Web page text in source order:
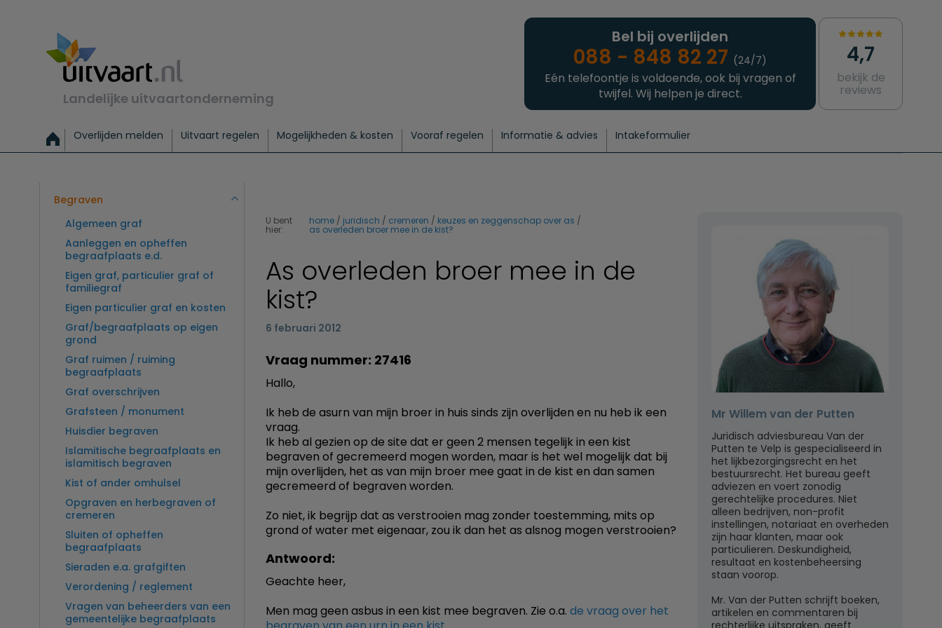
Landelijke uitvaartonderneming
Bel bij overlijden
088 - 848 82 27 (24/7)
Eén telefoontje is voldoende, ook bij vragen of
twijfel. Wij helpen je direct.
4,7
bekijk de
reviews
Overlijden melden Uitvaart regelen Mogelijkheden & kosten
Exclusieve uitvaart Begrafenis Basis
Vooraf regelen Informatie & advies Intakeformulier
Begraven
Algemeen graf
Aanleggen en opheffen
begraafplaats e.d.
Eigen graf, particulier graf of
familiegraf
Eigen particulier graf en kosten
Graf/begraafplaats op eigen
grond
Graf ruimen / ruiming
begraafplaats
Graf overschrijven
Grafsteen / monument
Huisdier begraven
Islamitische begraafplaats en
islamitisch begraven
Kist of ander omhulsel
Opgraven en herbegraven of
cremeren
Sluiten of opheffen
begraafplaats
Sieraden e.a. grafgiften
Verordening / reglement
Vragen van beheerders van een
gemeentelijke begraafplaats
U bent
hier:
home juridisch cremeren keuzes en zeggenschap over as
as overleden broer mee in de kist?
As overleden broer mee in de
kist?
6 februari 2012
Vraag nummer: 27416
Hallo,
Ik heb de asurn van mijn broer in huis sinds zijn overlijden en nu heb ik een
vraag.
Ik heb al gezien op de site dat er geen 2 mensen tegelijk in een kist
begraven of gecremeerd mogen worden, maar is het wel mogelijk dat bij
mijn overlijden, het as van mijn broer mee gaat in de kist en dan samen
gecremeerd of begraven worden.
Zo niet, ik begrijp dat as verstrooien mag zonder toestemming, mits op
grond of water met eigenaar, zou ik dan het as alsnog mogen verstrooien?
Antwoord:
Geachte heer,
Men mag geen asbus in een kist mee begraven. Zie o.a. de vraag over het
Mr Willem van der Putten
Juridisch adviesbureau Van der
Putten te Velp is gespecialiseerd in
het lijkbezorgingsrecht en het
bestuursrecht. Het bureau geeft
adviezen en voert zonodig
gerechtelijke procedures. Niet
alleen bedrijven, non-profit
instellingen, notariaat en overheden
zijn haar klanten, maar ook
particulieren. Deskundigheid,
resultaat en kostenbeheersing
staan voorop.
Mr. Van der Putten schrijft boeken,
artikelen en commentaren bij